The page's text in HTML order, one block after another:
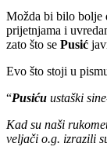
Možda bi bilo bolje
prijetnjama i
zato što se Pusić
Evo što stoji u
“Pusiću ustaški
Kad su naši
veljači o.g. izrazili